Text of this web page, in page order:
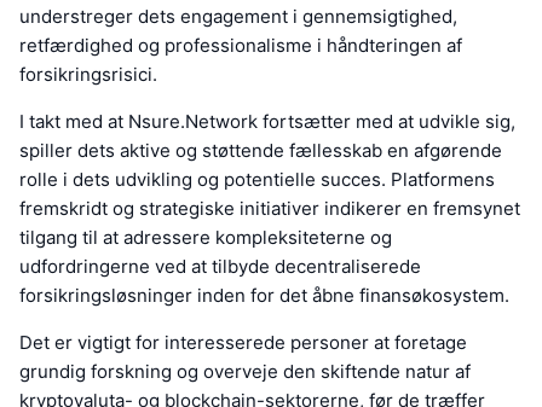
understreger dets engagement i gennemsigtighed,
retfærdighed og professionalisme i håndteringen af
forsikringsrisici.
I takt med at Nsure.Network fortsætter med at udvikle sig,
spiller dets aktive og støttende fællesskab en afgørende
rolle i dets udvikling og potentielle succes. Platformens
fremskridt og strategiske initiativer indikerer en fremsynet
tilgang til at adressere kompleksiteterne og
udfordringerne ved at tilbyde decentraliserede
forsikringsløsninger inden for det åbne finansøkosystem.
Det er vigtigt for interesserede personer at foretage
grundig forskning og overveje den skiftende natur af
kryptovaluta- og blockchain-sektorerne, før de træffer